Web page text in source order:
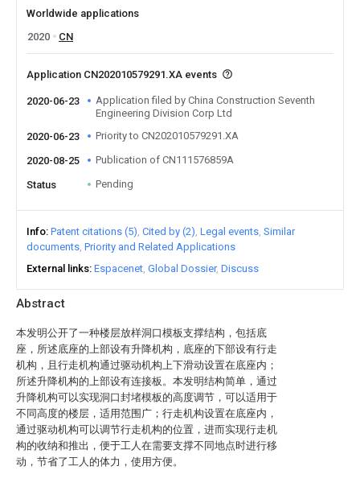
Abstract
本发明公开了一种楼层放样洞口模板支撑结构，包括底
座，所述底座的上部设有升降机构，底座的下部设有行走
机构，且行走机构通过驱动机构上下滑动设置在底座内；
所述升降机构的上部设有连接板。本发明结构简单，通过
升降机构可以实现洞口封堵模板的高度调节，可以适用于
不同高度的楼层，适用范围广；行走机构设置在底座内，
通过驱动机构可以调节行走机构的位置，进而实现行走机
构的收纳和推出，便于工人在需要支撑不同地点时进行移
动，节省了工人的体力，使用方便。
Worldwide applications
2020
CN
Application CN202010579291.XA events
2020-06-23
Application filed by China Construction Seventh
Engineering Division Corp Ltd
2020-06-23
Priority to CN202010579291.XA
2020-08-25 Publication of CN111576859A
Status Pending
Info Patent citations (5) Cited by (2) Legal events Similar
documents Priority and Related Applications
External links Espacenet Global Dossier Discuss